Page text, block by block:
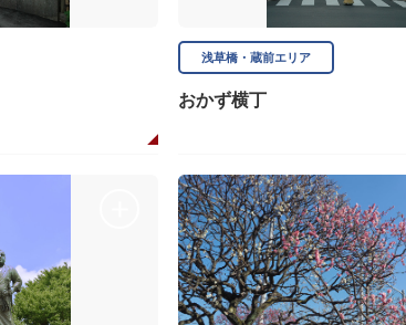
浅草橋・蔵前エリア
おかず横丁